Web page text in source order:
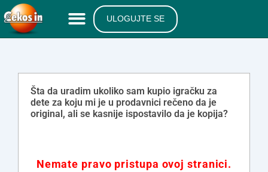
ULOGUJTE SE
Šta da uradim ukoliko sam kupio igračku za
dete za koju mi je u prodavnici rečeno da je
original, ali se kasnije ispostavilo da je kopija?
Nemate pravo pristupa ovoj stranici.